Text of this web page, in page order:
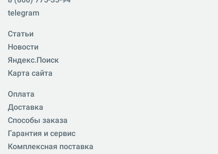
telegram
Статьи
Новости
Яндекс.Поиск
Карта сайта
Оплата
Доставка
Способы заказа
Гарантия и сервис
Комплексная поставка